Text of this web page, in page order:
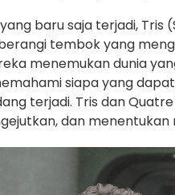
baru saja terjadi,
tembok yang
menemukan dunia
siapa yang
terjadi. Tris dan
dan menentukan